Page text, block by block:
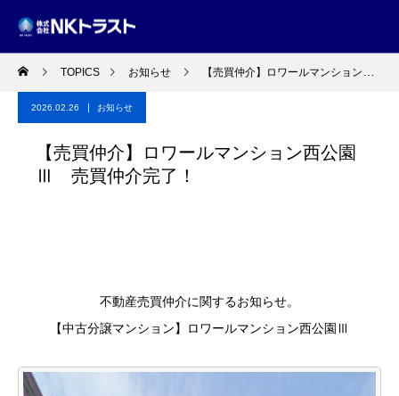
TOPICS お知らせ 【売買仲介】ロワールマンション西公園Ⅲ 売買仲介完了！
2026.02.26 お知らせ
【売買仲介】ロワールマンション西公園
Ⅲ 売買仲介完了！
不動産売買仲介に関するお知らせ。
【中古分譲マンション】ロワールマンション西公園Ⅲ